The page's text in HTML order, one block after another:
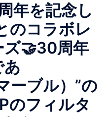
年を記念し
のコラボレ
ズ🤝30周年
あ
ーブル）”の
のフィルタ